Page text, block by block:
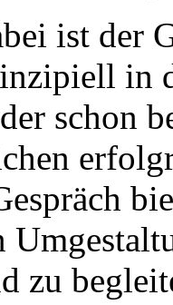
ist der
in
schon
zu